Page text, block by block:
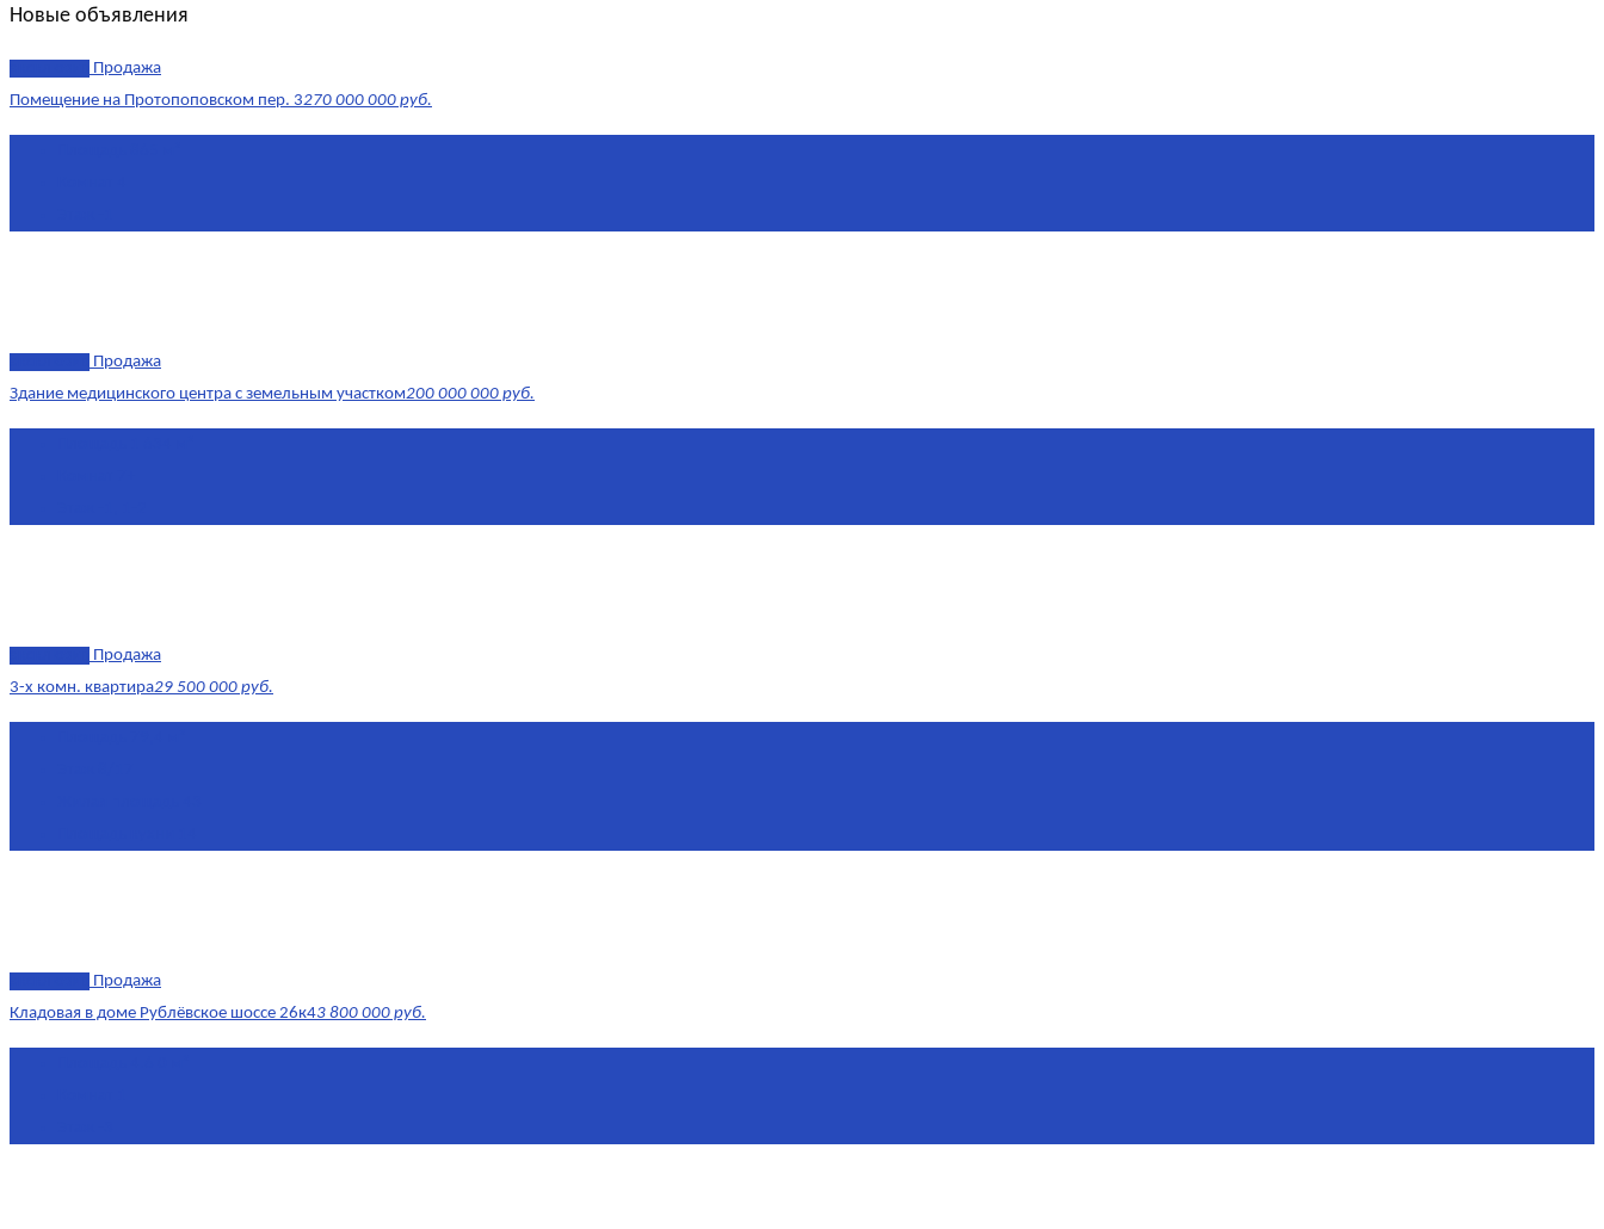
Новые объявления
Продажа
Помещение на Протопоповском пер. 3270 000 000 руб.
Продажа
Здание медицинского центра с земельным участком200 000 000 руб.
Продажа
3-х комн. квартира29 500 000 руб.
Продажа
Кладовая в доме Рублёвское шоссе 26к43 800 000 руб.